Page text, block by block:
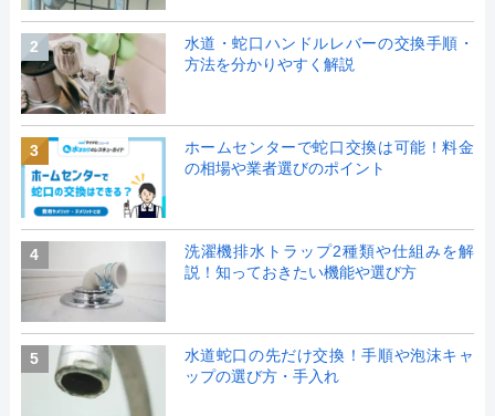
2
水道・蛇口ハンドルレバーの交換手順・
方法を分かりやすく解説
3
ホームセンターで蛇口交換は可能！料金
の相場や業者選びのポイント
4
洗濯機排水トラップ2種類や仕組みを解
説！知っておきたい機能や選び方
5
水道蛇口の先だけ交換！手順や泡沫キャ
ップの選び方・手入れ